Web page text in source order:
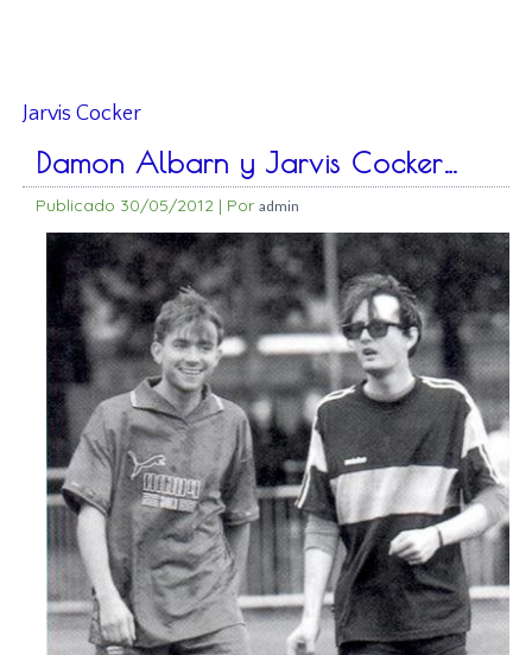
Jarvis Cocker
Damon Albarn y Jarvis Cocker…
Publicado 30/05/2012 | Por admin